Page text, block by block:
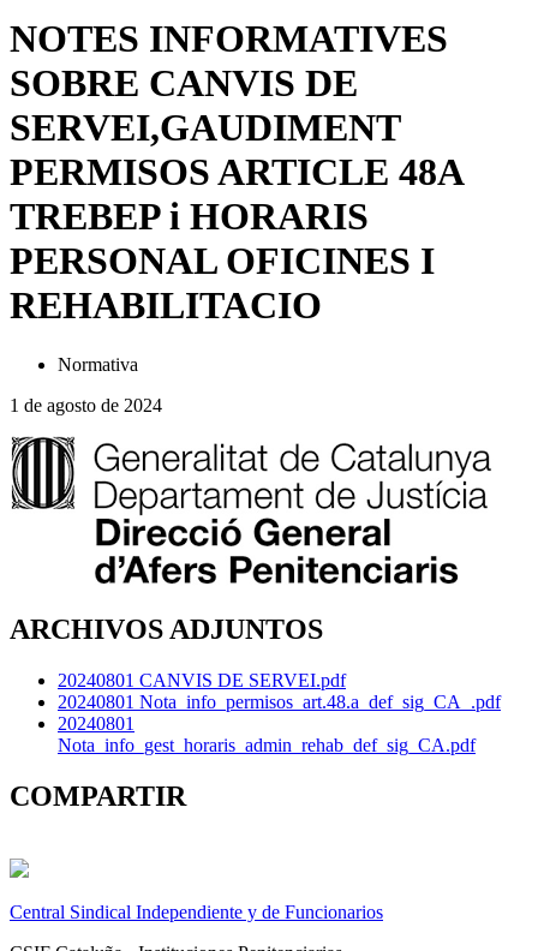
NOTES INFORMATIVES
SOBRE CANVIS DE
SERVEI,GAUDIMENT
PERMISOS ARTICLE 48A
TREBEP i HORARIS
PERSONAL OFICINES I
REHABILITACIO
Normativa
1 de agosto de 2024
ARCHIVOS ADJUNTOS
20240801 CANVIS DE SERVEI.pdf
20240801 Nota_info_permisos_art.48.a_def_sig_CA_.pdf
20240801
Nota_info_gest_horaris_admin_rehab_def_sig_CA.pdf
COMPARTIR
Central Sindical Independiente y de Funcionarios